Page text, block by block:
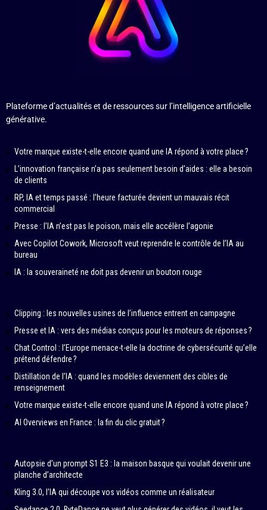
Plateforme d’actualités et de ressources sur l’intelligence artificielle
générative.
Votre marque existe-t-elle encore quand une IA répond à votre place ?
L’innovation française n’a pas seulement besoin d’aides : elle a besoin
de clients
RP, IA et temps passé : l’heure facturée devient un mauvais récit
commercial
Presse : l’IA n’est pas le poison, mais elle accélère l’agonie
Avec Copilot Cowork, Microsoft veut reprendre le contrôle de l’IA au
bureau
IA : la souveraineté ne doit pas devenir un bouton rouge
Clipping : les nouvelles usines de l’influence entrent en campagne
Presse et IA : vers des médias conçus pour les moteurs de réponses ?
Chat Control : l’Europe menace-t-elle la doctrine de cybersécurité qu’elle
prétend défendre ?
Distillation de l’IA : quand les modèles deviennent des cibles de
renseignement
Votre marque existe-t-elle encore quand une IA répond à votre place ?
AI Overviews en France : la fin du clic gratuit ?
Autopsie d’un prompt S1 E3 : la maison basque qui voulait devenir une
planche d’architecte
Kling 3.0, l’IA qui découpe vos vidéos comme un réalisateur